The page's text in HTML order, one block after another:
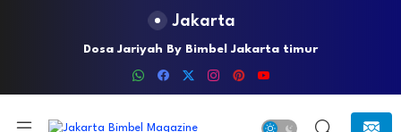
Jakarta
Dosa Jariyah By Bimbel Jakarta timur